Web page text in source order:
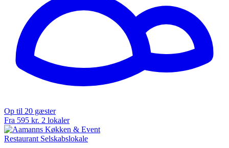
Op til 20 gæster
Fra 595 kr. 2 lokaler
Restaurant Selskabslokale